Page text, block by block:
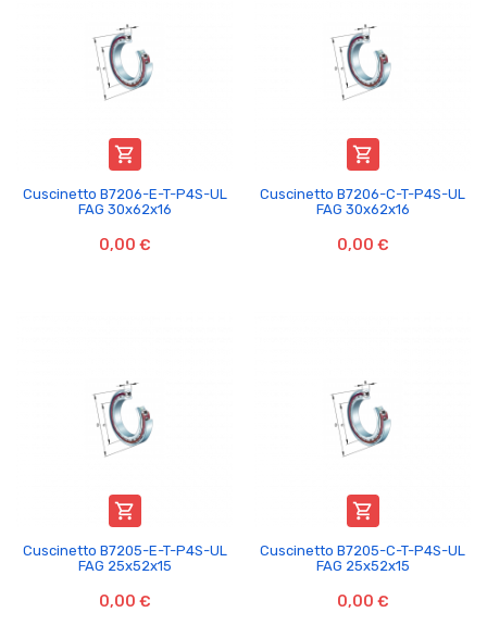

Cuscinetto B7206-E-T-P4S-UL
FAG 30x62x16
0,00 €

Cuscinetto B7206-C-T-P4S-UL
FAG 30x62x16
0,00 €

Cuscinetto B7205-E-T-P4S-UL
FAG 25x52x15
0,00 €

Cuscinetto B7205-C-T-P4S-UL
FAG 25x52x15
0,00 €